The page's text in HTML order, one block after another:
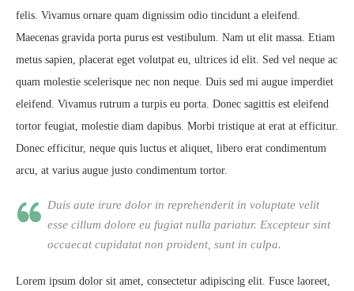
felis. Vivamus ornare quam dignissim odio tincidunt a eleifend.
Maecenas gravida porta purus est vestibulum. Nam ut elit massa. Etiam
metus sapien, placerat eget volutpat eu, ultrices id elit. Sed vel neque ac
quam molestie scelerisque nec non neque. Duis sed mi augue imperdiet
eleifend. Vivamus rutrum a turpis eu porta. Donec sagittis est eleifend
tortor feugiat, molestie diam dapibus. Morbi tristique at erat at efficitur.
Donec efficitur, neque quis luctus et aliquet, libero erat condimentum
arcu, at varius augue justo condimentum tortor.
Duis aute irure dolor in reprehenderit in voluptate velit
esse cillum dolore eu fugiat nulla pariatur. Excepteur sint
occaecat cupidatat non proident, sunt in culpa.
Lorem ipsum dolor sit amet, consectetur adipiscing elit. Fusce laoreet,